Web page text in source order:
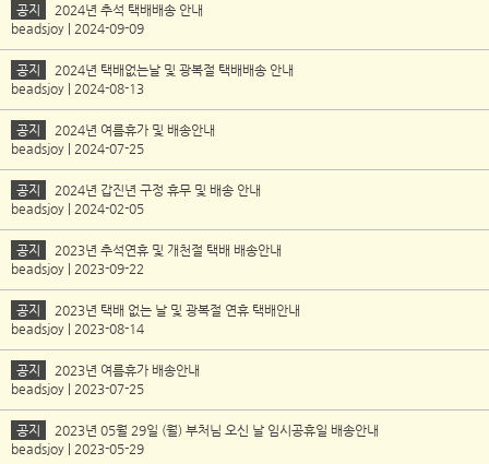
공지
2024년 추석 택배배송 안내
beadsjoy | 2024-09-09
공지
2024년 택배없는날 및 광복절 택배배송 안내
beadsjoy | 2024-08-13
공지
2024년 여름휴가 및 배송안내
beadsjoy | 2024-07-25
공지
2024년 갑진년 구정 휴무 및 배송 안내
beadsjoy | 2024-02-05
공지
2023년 추석연휴 및 개천절 택배 배송안내
beadsjoy | 2023-09-22
공지
2023년 택배 없는 날 및 광복절 연휴 택배안내
beadsjoy | 2023-08-14
공지
2023년 여름휴가 배송안내
beadsjoy | 2023-07-25
공지
2023년 05월 29일 (월) 부처님 오신 날 임시공휴일 배송안내
beadsjoy | 2023-05-29